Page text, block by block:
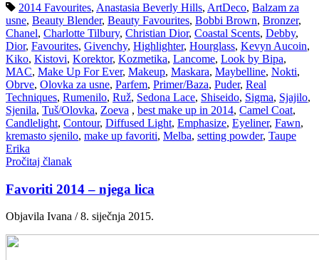
2014 Favourites, Anastasia Beverly Hills, ArtDeco, Balzam za
usne, Beauty Blender, Beauty Favourites, Bobbi Brown, Bronzer,
Chanel, Charlotte Tilbury, Christian Dior, Coastal Scents, Debby,
Dior, Favourites, Givenchy, Highlighter, Hourglass, Kevyn Aucoin,
Kiko, Kistovi, Korektor, Kozmetika, Lancome, Look by Bipa,
MAC, Make Up For Ever, Makeup, Maskara, Maybelline, Nokti,
Obrve, Olovka za usne, Parfem, Primer/Baza, Puder, Real
Techniques, Rumenilo, Ruž, Sedona Lace, Shiseido, Sigma, Sjajilo,
Sjenila, Tuš/Olovka, Zoeva , best make up in 2014, Camel Coat,
Candlelight, Contour, Diffused Light, Emphasize, Eyeliner, Fawn,
kremasto sjenilo, make up favoriti, Melba, setting powder, Taupe
Erika
Pročitaj članak
Favoriti 2014 – njega lica
Objavila Ivana / 8. siječnja 2015.